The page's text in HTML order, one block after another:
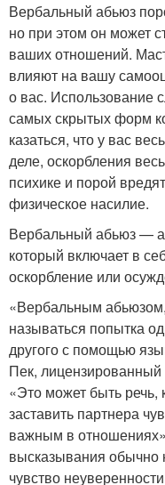
Вербальный абьюз
но при этом он может
ваших отношений.
влияют на вашу
о вас. Использование
самых скрытых форм
казаться, что у вас
деле, оскорбления
психике и порой
физическое насилие.
Вербальный абьюз —
который включает в
оскорбление или
«Вербальным
называться попытка
другого с помощью
Пек,
«Это может быть речь,
заставить партнера
важным в
высказывания обычно
чувство